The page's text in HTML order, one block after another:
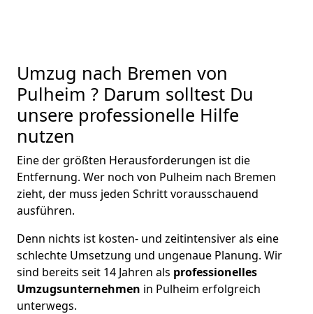
Umzug nach Bremen von
Pulheim ? Darum solltest Du
unsere professionelle Hilfe
nutzen
Eine der größten Herausforderungen ist die
Entfernung. Wer noch von Pulheim nach Bremen
zieht, der muss jeden Schritt vorausschauend
ausführen.
Denn nichts ist kosten- und zeitintensiver als eine
schlechte Umsetzung und ungenaue Planung. Wir
sind bereits seit 14 Jahren als professionelles
Umzugsunternehmen in Pulheim erfolgreich
unterwegs.